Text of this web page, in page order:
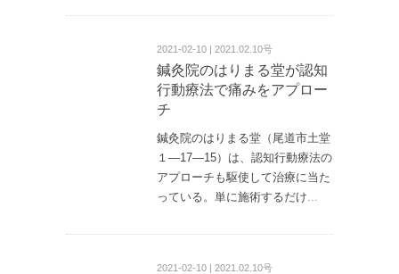
2021-02-10 | 2021.02.10号
鍼灸院のはりまる堂が認知
行動療法で痛みをアプロー
チ
鍼灸院のはりまる堂（尾道市土堂
１—17—15）は、認知行動療法の
アプローチも駆使して治療に当た
っている。単に施術するだけ
2021-02-10 | 2021.02.10号